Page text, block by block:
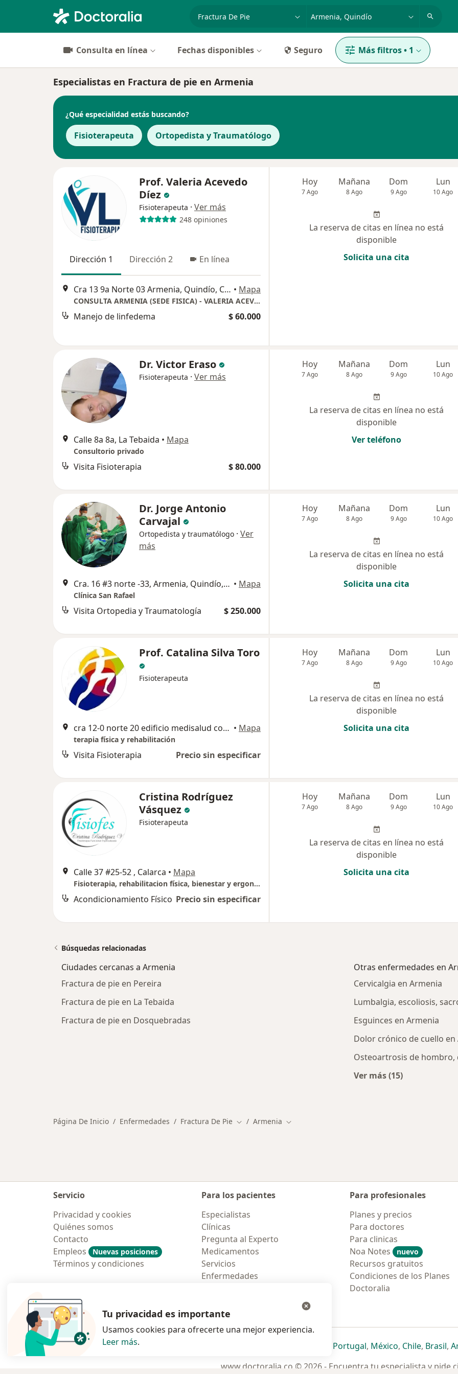
Consulta en línea Fechas disponibles Seguro Más filtros• 1
Especialistas en Fractura de pie en Armenia
¿Qué especialidad estás buscando?
Fisioterapeuta Ortopedista y Traumatólogo
Prof. Valeria Acevedo
Díez
Fisioterapeuta · Ver más
248 opiniones
Dirección 1 Dirección 2 En línea
Cra 13 9a Norte 03 Armenia, Quindío, Colombia, Armenia • Mapa
CONSULTA ARMENIA (SEDE FISICA) - VALERIA ACEVEDO
Manejo de linfedema $ 60.000
Hoy
7 Ago
Mañana
8 Ago
Dom
9 Ago
Lun
10 Ago
La reserva de citas en línea no está
disponible
Solicita una cita
Dr. Victor Eraso
Fisioterapeuta · Ver más
Calle 8a 8a, La Tebaida • Mapa
Consultorio privado
Visita Fisioterapia $ 80.000
Hoy
7 Ago
Mañana
8 Ago
Dom
9 Ago
Lun
10 Ago
La reserva de citas en línea no está
disponible
Ver teléfono
Dr. Jorge Antonio
Carvajal
Ortopedista y traumatólogo · Ver
más
Cra. 16 #3 norte -33, Armenia, Quindío, Armenia • Mapa
Clínica San Rafael
Visita Ortopedia y Traumatología $ 250.000
Hoy
7 Ago
Mañana
8 Ago
Dom
9 Ago
Lun
10 Ago
La reserva de citas en línea no está
disponible
Solicita una cita
Prof. Catalina Silva Toro
Fisioterapeuta
cra 12-0 norte 20 edificio medisalud consultorio 906, Armenia • Mapa
terapia física y rehabilitación
Visita Fisioterapia Precio sin especificar
Hoy
7 Ago
Mañana
8 Ago
Dom
9 Ago
Lun
10 Ago
La reserva de citas en línea no está
disponible
Solicita una cita
Cristina Rodríguez
Vásquez
Fisioterapeuta
Calle 37 #25-52 , Calarca • Mapa
Fisioterapia, rehabilitacion física, bienestar y ergonomia
Acondicionamiento Físico Precio sin especificar
Hoy
7 Ago
Mañana
8 Ago
Dom
9 Ago
Lun
10 Ago
La reserva de citas en línea no está
disponible
Solicita una cita
Búsquedas relacionadas
Ciudades cercanas a Armenia
Fractura de pie en Pereira
Fractura de pie en La Tebaida
Fractura de pie en Dosquebradas
Otras enfermedades en
Cervicalgia en Armenia
Lumbalgia, escoliosis,
Esguinces en Armenia
Dolor crónico de cuello en
Osteoartrosis de hombro,
Ver más (15)
Página De Inicio Enfermedades Fractura De Pie Cambiar de ciudad
Armenia Cambiar de ciudad
Servicio
Privacidad y cookies
Quiénes somos
Contacto
Empleos
Nuevas posiciones
Términos y condiciones
Para los pacientes
Especialistas
Clínicas
Pregunta al Experto
Medicamentos
Servicios
Enfermedades
Para profesionales
Planes y precios
Para doctores
Para clinicas
Noa Notes
nuevo
Recursos gratuitos
Condiciones de los Planes
Doctoralia
Polska se abre en una nueva pestaña
se abre en una nueva pestaña
se abre en una nueva pestaña
se abre en una nueva pestaña
Portugalse abre en una nueva
, Méxicose abre en una
, Chilese abre
, Brasilse
,
www.doctoralia.co © 2026 - Encuentra tu especialista y pide
Tu privacidad es importante
Usamos cookies para ofrecerte una mejor experiencia.
Leer más.